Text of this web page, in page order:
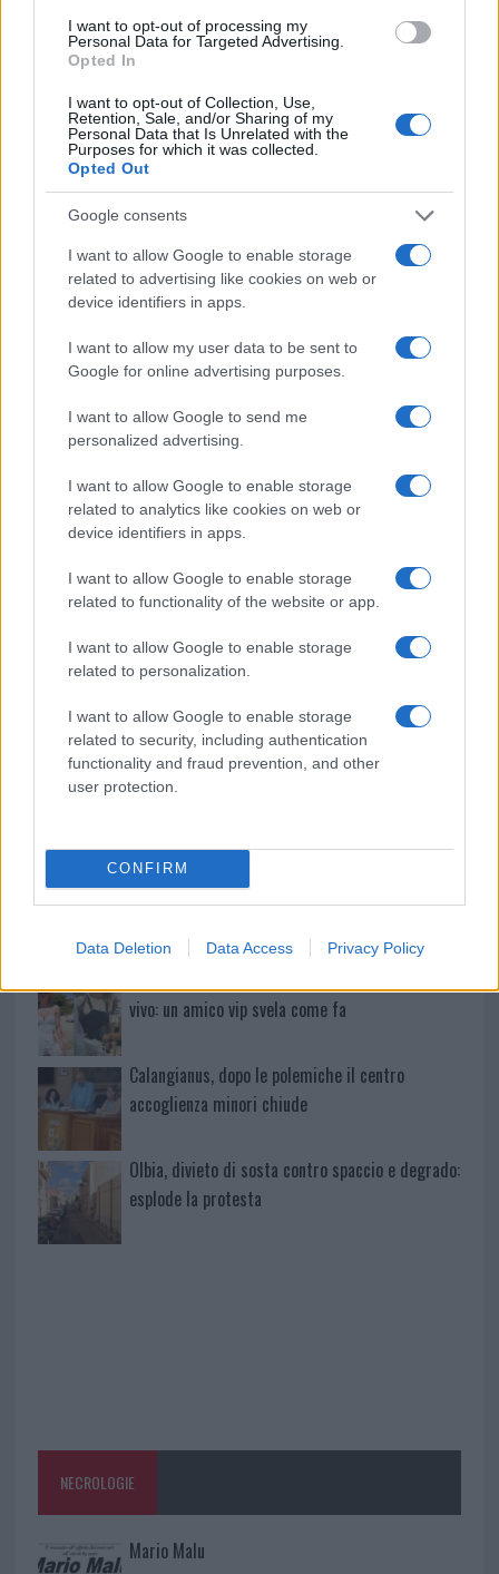
I want to opt-out of processing my
Personal Data for Targeted Advertising.
Opted In
I want to opt-out of Collection, Use,
Retention, Sale, and/or Sharing of my
Personal Data that Is Unrelated with the
Purposes for which it was collected.
Opted Out
Google consents
I want to allow Google to enable storage
related to advertising like cookies on web or
device identifiers in apps.
I want to allow my user data to be sent to
Google for online advertising purposes.
I want to allow Google to send me
personalized advertising.
I want to allow Google to enable storage
related to analytics like cookies on web or
device identifiers in apps.
I want to allow Google to enable storage
related to functionality of the website or app.
I want to allow Google to enable storage
related to personalization.
I want to allow Google to enable storage
related to security, including authentication
functionality and fraud prevention, and other
user protection.
CONFIRM
Data Deletion Data Access Privacy Policy
GalluraOggi.it
Ricevi le nostre ultime news
Google News
Condividi l'articolo
F
a
ce
b
o
o
k
T
w
it
te
r
Pi
n
te
re
st
W
h
at
s
A
p
p
S
h
a
Articolo precedente
Prossimo articolo
NOTIZIE RECENTI
Incendio nella notte a Olbia, a fuoco due furgoni
vigili del fuoco a Rudalza
Ristorante distrutto dalle fiamme a La
Le previsioni meteo per il weekend a Olbia e in
Gallura
vivo: un amico vip svela come fa
Calangianus, dopo le polemiche il centro
accoglienza minori chiude
Olbia, divieto di sosta contro spaccio e degrado:
esplode la protesta
NECROLOGIE
Mario Malu